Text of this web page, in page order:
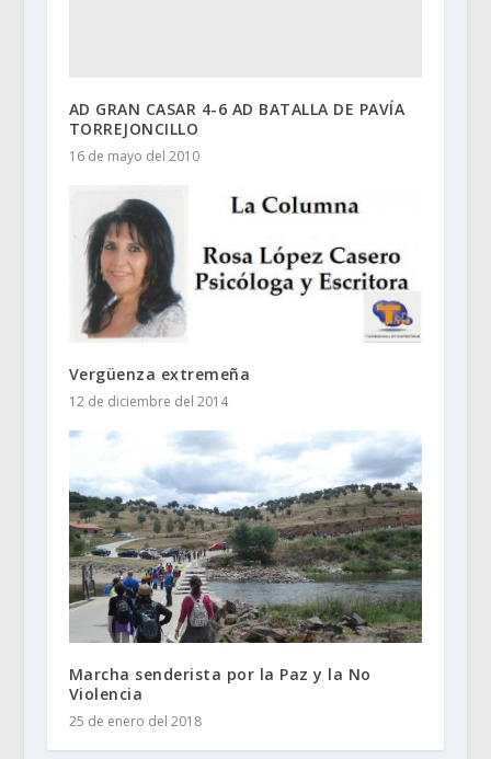
AD GRAN CASAR 4-6 AD BATALLA DE PAVÍA
TORREJONCILLO
16 de mayo del 2010
Vergüenza extremeña
12 de diciembre del 2014
Marcha senderista por la Paz y la No
Violencia
25 de enero del 2018